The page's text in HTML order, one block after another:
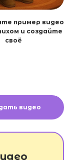
пример видео
и создайте
своё
видео